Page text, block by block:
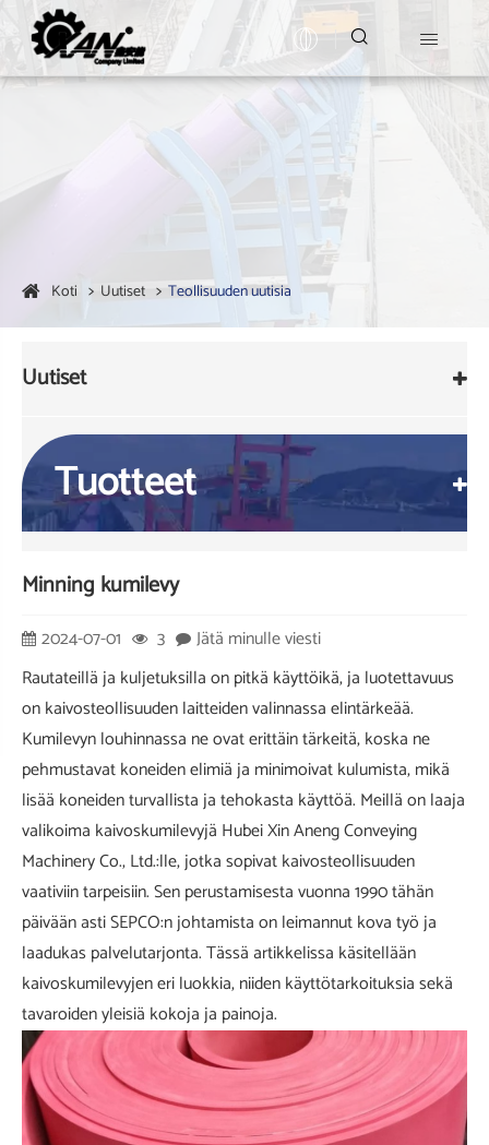
 
Koti Uutiset Teollisuuden uutisia
Uutiset
Tuotteet
Minning kumilevy
2024-07-01 3
Jätä minulle viesti
Rautateillä ja kuljetuksilla on pitkä käyttöikä, ja luotettavuus
on kaivosteollisuuden laitteiden valinnassa elintärkeää.
Kumilevyn louhinnassa ne ovat erittäin tärkeitä, koska ne
pehmustavat koneiden elimiä ja minimoivat kulumista, mikä
lisää koneiden turvallista ja tehokasta käyttöä. Meillä on laaja
valikoima kaivoskumilevyjä Hubei Xin Aneng Conveying
Machinery Co., Ltd.:lle, jotka sopivat kaivosteollisuuden
vaativiin tarpeisiin. Sen perustamisesta vuonna 1990 tähän
päivään asti SEPCO:n johtamista on leimannut kova työ ja
laadukas palvelutarjonta. Tässä artikkelissa käsitellään
kaivoskumilevyjen eri luokkia, niiden käyttötarkoituksia sekä
tavaroiden yleisiä kokoja ja painoja.